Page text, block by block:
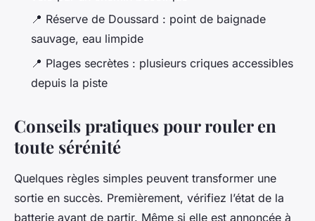
📍 Réserve de Doussard : point de baignade
sauvage, eau limpide
📍 Plages secrètes : plusieurs criques accessibles
depuis la piste
Conseils pratiques pour rouler en
toute sérénité
Quelques règles simples peuvent transformer une
sortie en succès. Premièrement, vérifiez l’état de la
batterie avant de partir. Même si elle est annoncée à